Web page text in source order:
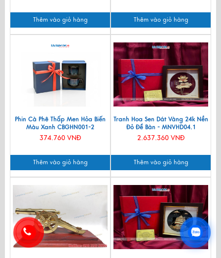
Thêm vào giỏ hàng Thêm vào giỏ hàng
Phin Cà Phê Thấp Men Hỏa Biến
Màu Xanh CBGHN001-2
374.760 VNĐ
Thêm vào giỏ hàng
Tranh Hoa Sen Dát Vàng 24k Nền
Đỏ Để Bàn - MNVHD04.1
2.637.360 VNĐ
Thêm vào giỏ hàng